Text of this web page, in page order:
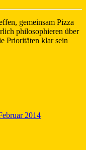
gemeinsam Pizza
philosophieren über
Prioritäten klar sein
2014